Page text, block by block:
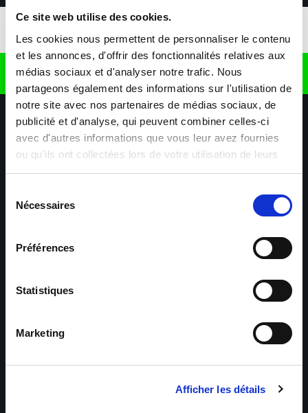
Ce site web utilise des cookies.
Les cookies nous permettent de personnaliser le contenu
et les annonces, d'offrir des fonctionnalités relatives aux
médias sociaux et d'analyser notre trafic. Nous
partageons également des informations sur l'utilisation de
notre site avec nos partenaires de médias sociaux, de
publicité et d'analyse, qui peuvent combiner celles-ci
avec d'autres informations que vous leur avez fournies
ou qu'ils ont collectées lors de votre utilisation de leurs
services.
Nécessaires
Préférences
Statistiques
Marketing
Afficher les détails
Retrouvez nous sur
Nos agences Aide & Contact
Maxiplan
Mulhouse – Industrie,
Logistique, Transport et
Bâtiment et Tertiaire
Logistique, Bâtiment et
Guebwiller – Industrie,
Experts Paris – Tertiaire,
Cadres